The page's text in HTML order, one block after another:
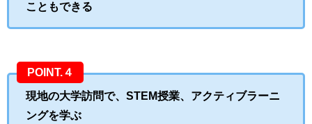
こともできる
POINT.４
現地の大学訪問で、STEM授業、アクティブラーニ
ングを学ぶ